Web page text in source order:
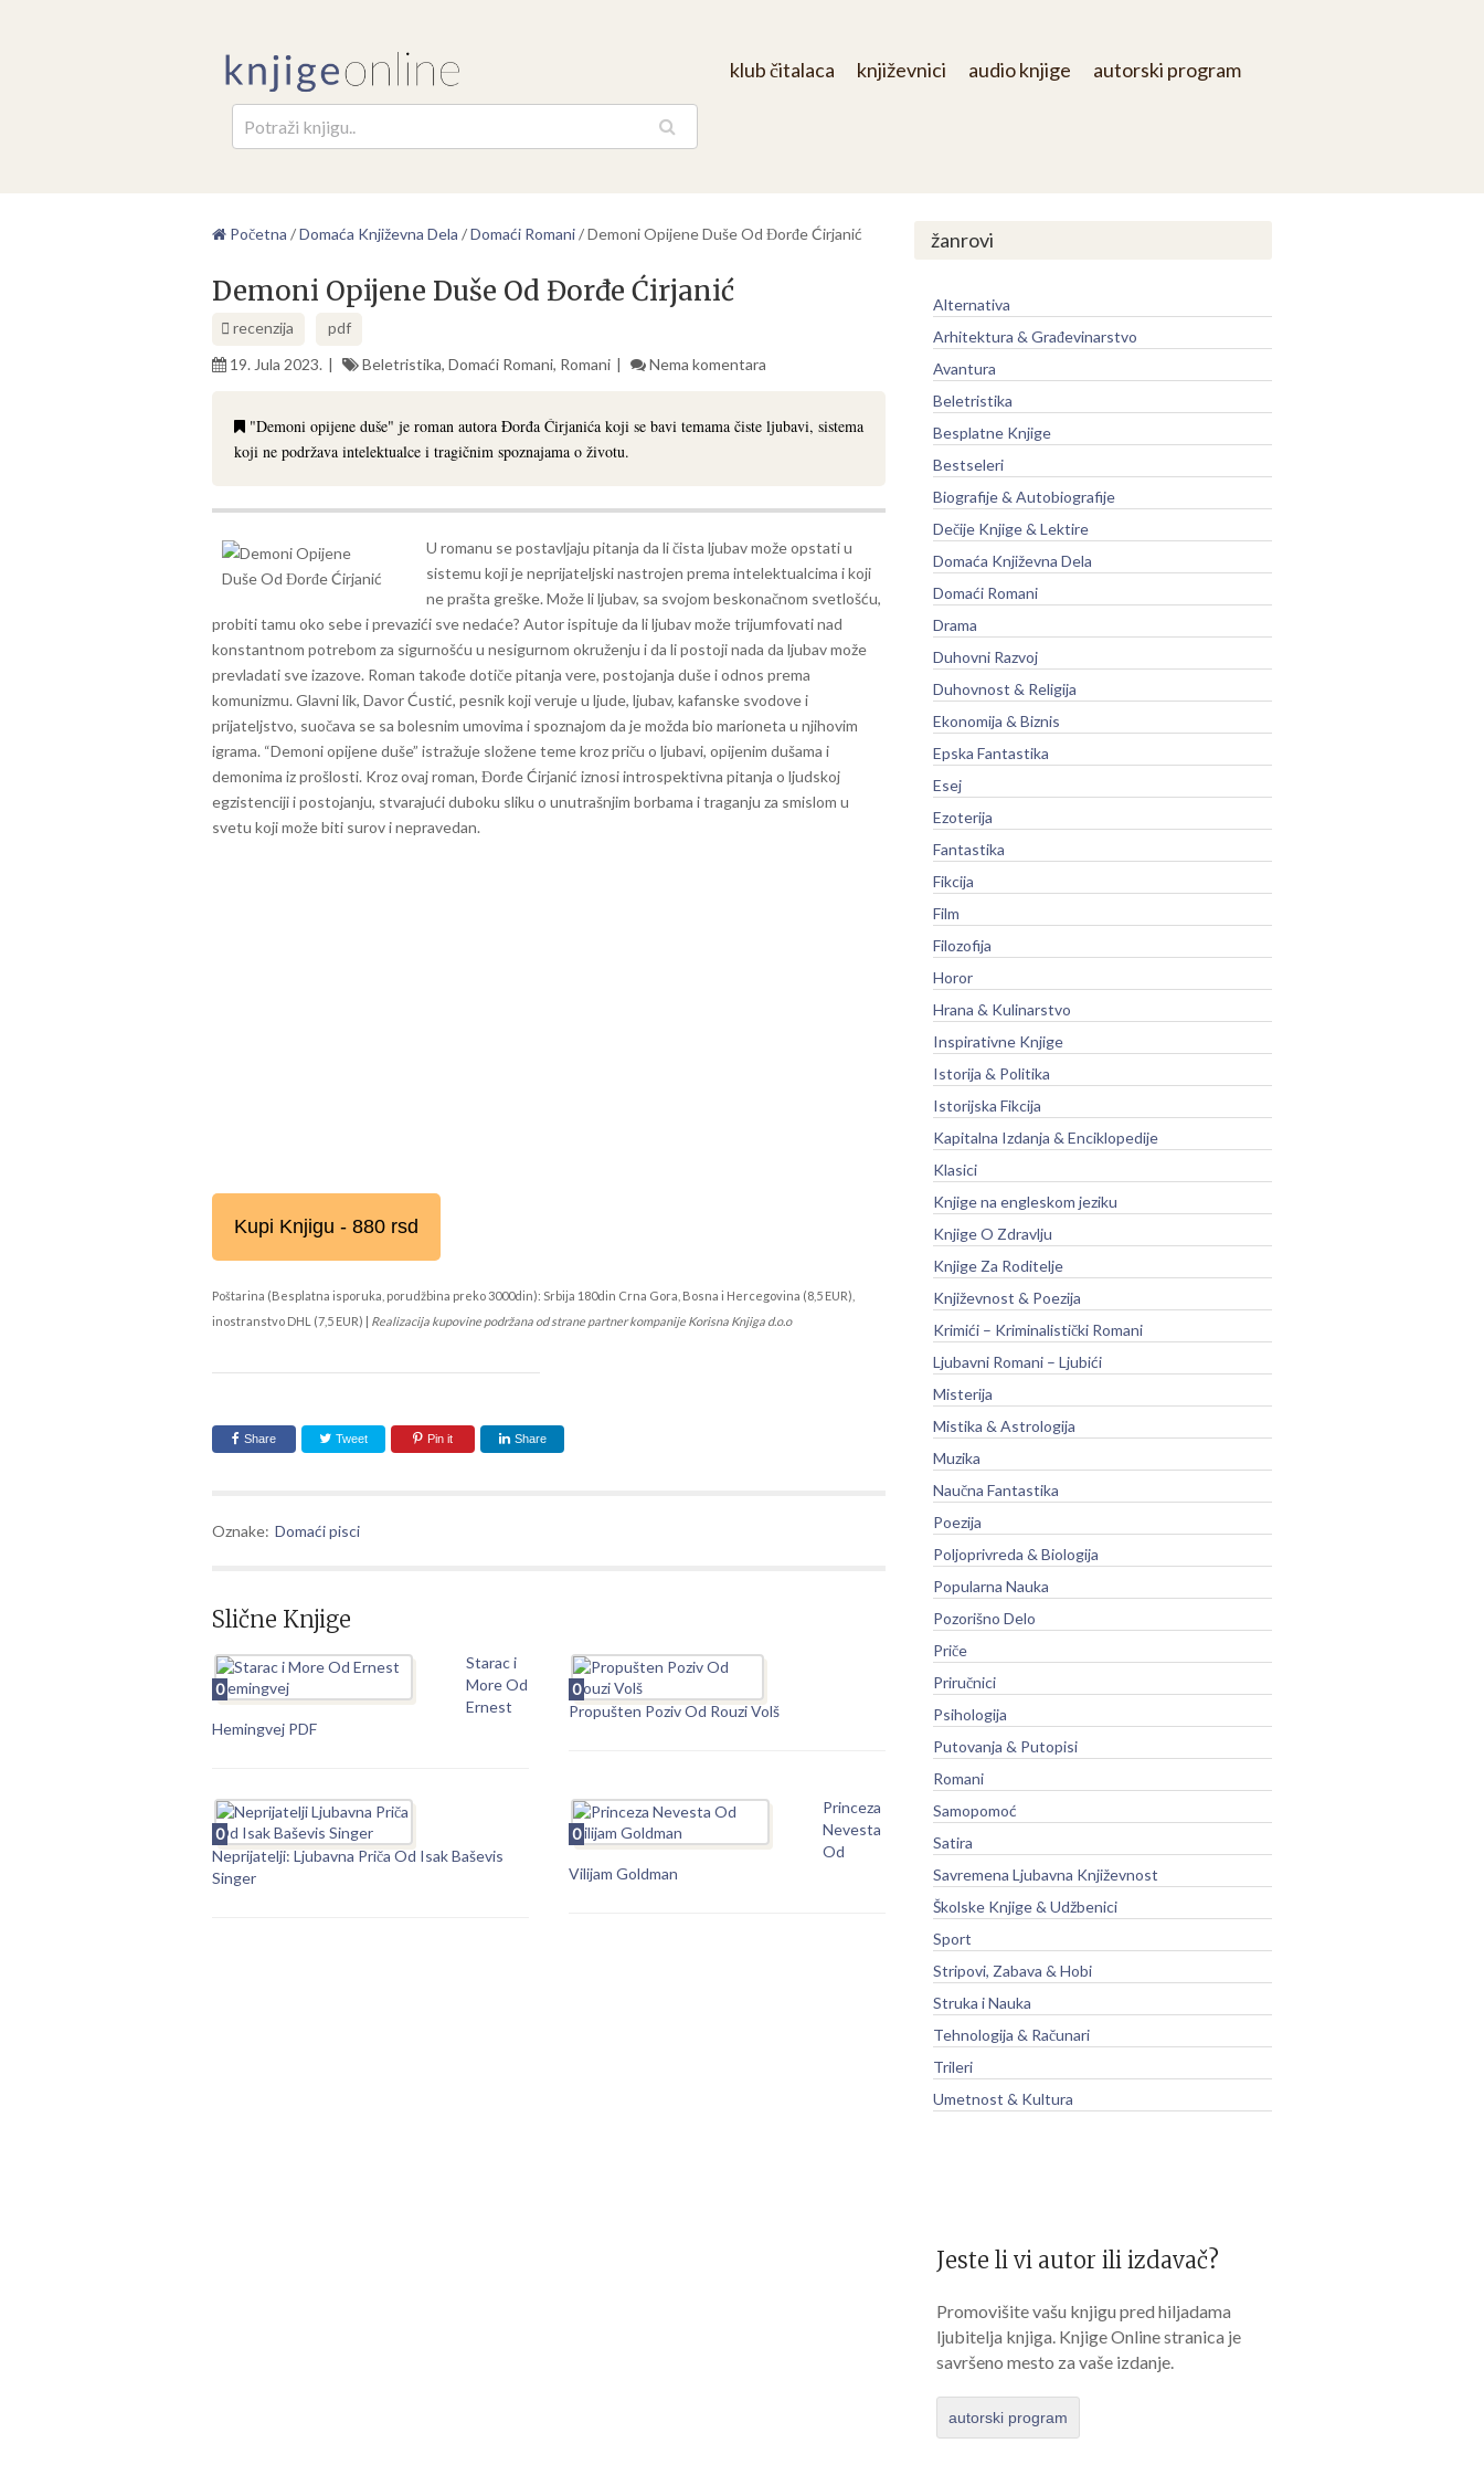
klub čitalaca književnici audio knjige autorski program
Početna /Domaća Književna Dela /Domaći Romani/Demoni Opijene Duše Od Đorđe Ćirjanić
Demoni Opijene Duše Od Đorđe Ćirjanić
recenzija
pdf
19. Jula 2023.
Beletristika, Domaći Romani, Romani Nema komentara
"Demoni opijene duše" je roman autora Đorđa Ćirjanića koji se bavi temama čiste ljubavi, sistema
koji ne podržava intelektualce i tragičnim spoznajama o životu.
U romanu se postavljaju pitanja da li čista ljubav može opstati u
sistemu koji je neprijateljski nastrojen prema intelektualcima i koji
ne prašta greške. Može li ljubav, sa svojom beskonačnom svetlošću,
probiti tamu oko sebe i prevazići sve nedaće? Autor ispituje da li ljubav može trijumfovati nad
konstantnom potrebom za sigurnošću u nesigurnom okruženju i da li postoji nada da ljubav može
prevladati sve izazove. Roman takođe dotiče pitanja vere, postojanja duše i odnos prema
komunizmu. Glavni lik, Davor Ćustić, pesnik koji veruje u ljude, ljubav, kafanske svodove i
prijateljstvo, suočava se sa bolesnim umovima i spoznajom da je možda bio marioneta u njihovim
igrama. “Demoni opijene duše” istražuje složene teme kroz priču o ljubavi, opijenim dušama i
demonima iz prošlosti. Kroz ovaj roman, Đorđe Ćirjanić iznosi introspektivna pitanja o ljudskoj
egzistenciji i postojanju, stvarajući duboku sliku o unutrašnjim borbama i traganju za smislom u
svetu koji može biti surov i nepravedan.
Kupi Knjigu - 880 rsd
Poštarina (Besplatna isporuka, porudžbina preko 3000din): Srbija 180din Crna Gora, Bosna i Hercegovina (8,5 EUR),
inostranstvo DHL (7,5 EUR) | Realizacija kupovine podržana od strane partner kompanije Korisna Knjiga d.o.o
Share Tweet Pin it Share
Oznake: Domaći pisci
Slične Knjige
0
Starac i
More Od
Ernest
Hemingvej PDF
0
Propušten Poziv Od Rouzi Volš
0
Neprijatelji: Ljubavna Priča Od Isak Baševis
Singer
0
Princeza
Nevesta
Od
Vilijam Goldman
žanrovi
Alternativa
Arhitektura & Građevinarstvo
Avantura
Beletristika
Besplatne Knjige
Bestseleri
Biografije & Autobiografije
Dečije Knjige & Lektire
Domaća Književna Dela
Domaći Romani
Drama
Duhovni Razvoj
Duhovnost & Religija
Ekonomija & Biznis
Epska Fantastika
Esej
Ezoterija
Fantastika
Fikcija
Film
Filozofija
Horor
Hrana & Kulinarstvo
Inspirativne Knjige
Istorija & Politika
Istorijska Fikcija
Kapitalna Izdanja & Enciklopedije
Klasici
Knjige na engleskom jeziku
Knjige O Zdravlju
Knjige Za Roditelje
Književnost & Poezija
Krimići – Kriminalistički Romani
Ljubavni Romani – Ljubići
Misterija
Mistika & Astrologija
Muzika
Naučna Fantastika
Poezija
Poljoprivreda & Biologija
Popularna Nauka
Pozorišno Delo
Priče
Priručnici
Psihologija
Putovanja & Putopisi
Romani
Samopomoć
Satira
Savremena Ljubavna Književnost
Školske Knjige & Udžbenici
Sport
Stripovi, Zabava & Hobi
Struka i Nauka
Tehnologija & Računari
Trileri
Umetnost & Kultura
Jeste li vi autor ili izdavač?
Promovišite vašu knjigu pred hiljadama
ljubitelja knjiga. Knjige Online stranica je
savršeno mesto za vaše izdanje.
autorski program